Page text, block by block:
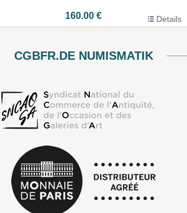
160.00 € Details
CGBFR.DE NUMISMATIK